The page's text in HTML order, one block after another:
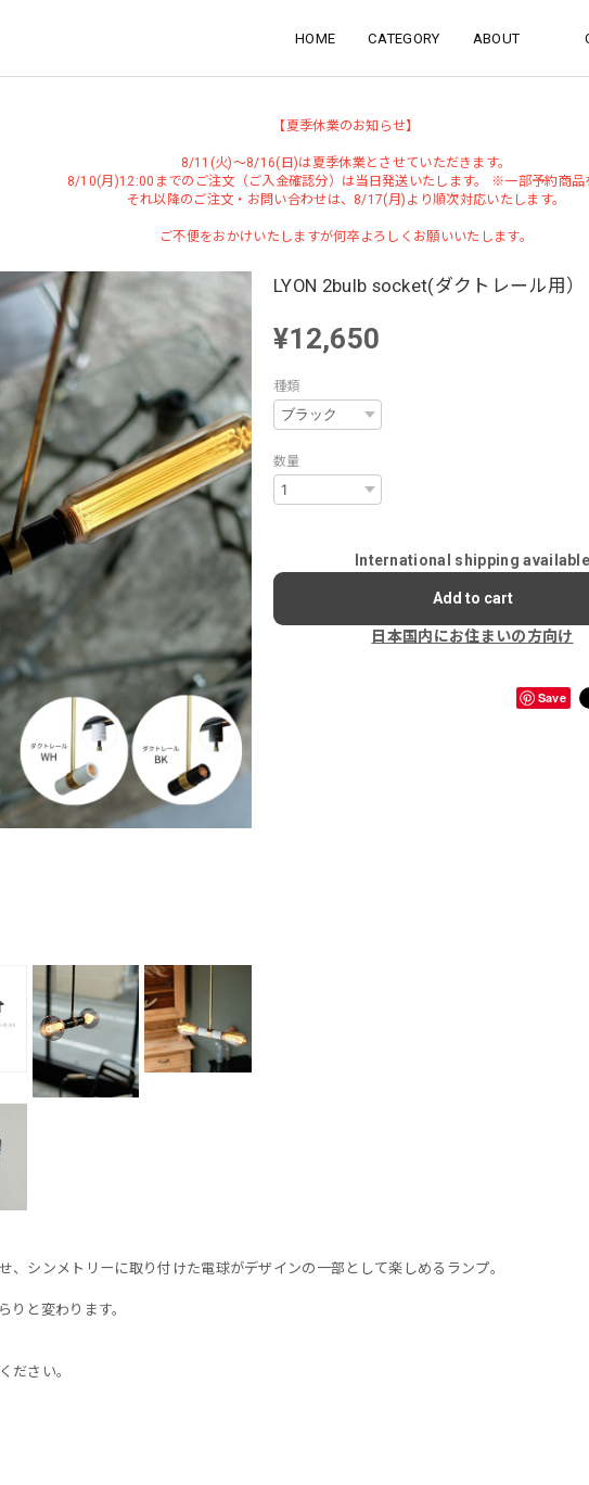
HOME CATEGORY ABOUT
【夏季休業のお知らせ】
8/11(火)～8/16(日)は夏季休業とさせていただきます。
8/10(月)12:00までのご注文（ご入金確認分）は当日発送いたします。 ※一部予約商品
それ以降のご注文・お問い合わせは、8/17(月)より順次対応いたします。
ご不便をおかけいたしますが何卒よろしくお願いいたします。
LYON 2bulb socket(ダクトレール用）
¥12,650
種類
数量
International shipping
Add to cart
日本国内にお住まいの方向け
Save
、シンメトリーに取り付けた電球がデザインの一部として楽しめるランプ。
りと変わります。
ださい。